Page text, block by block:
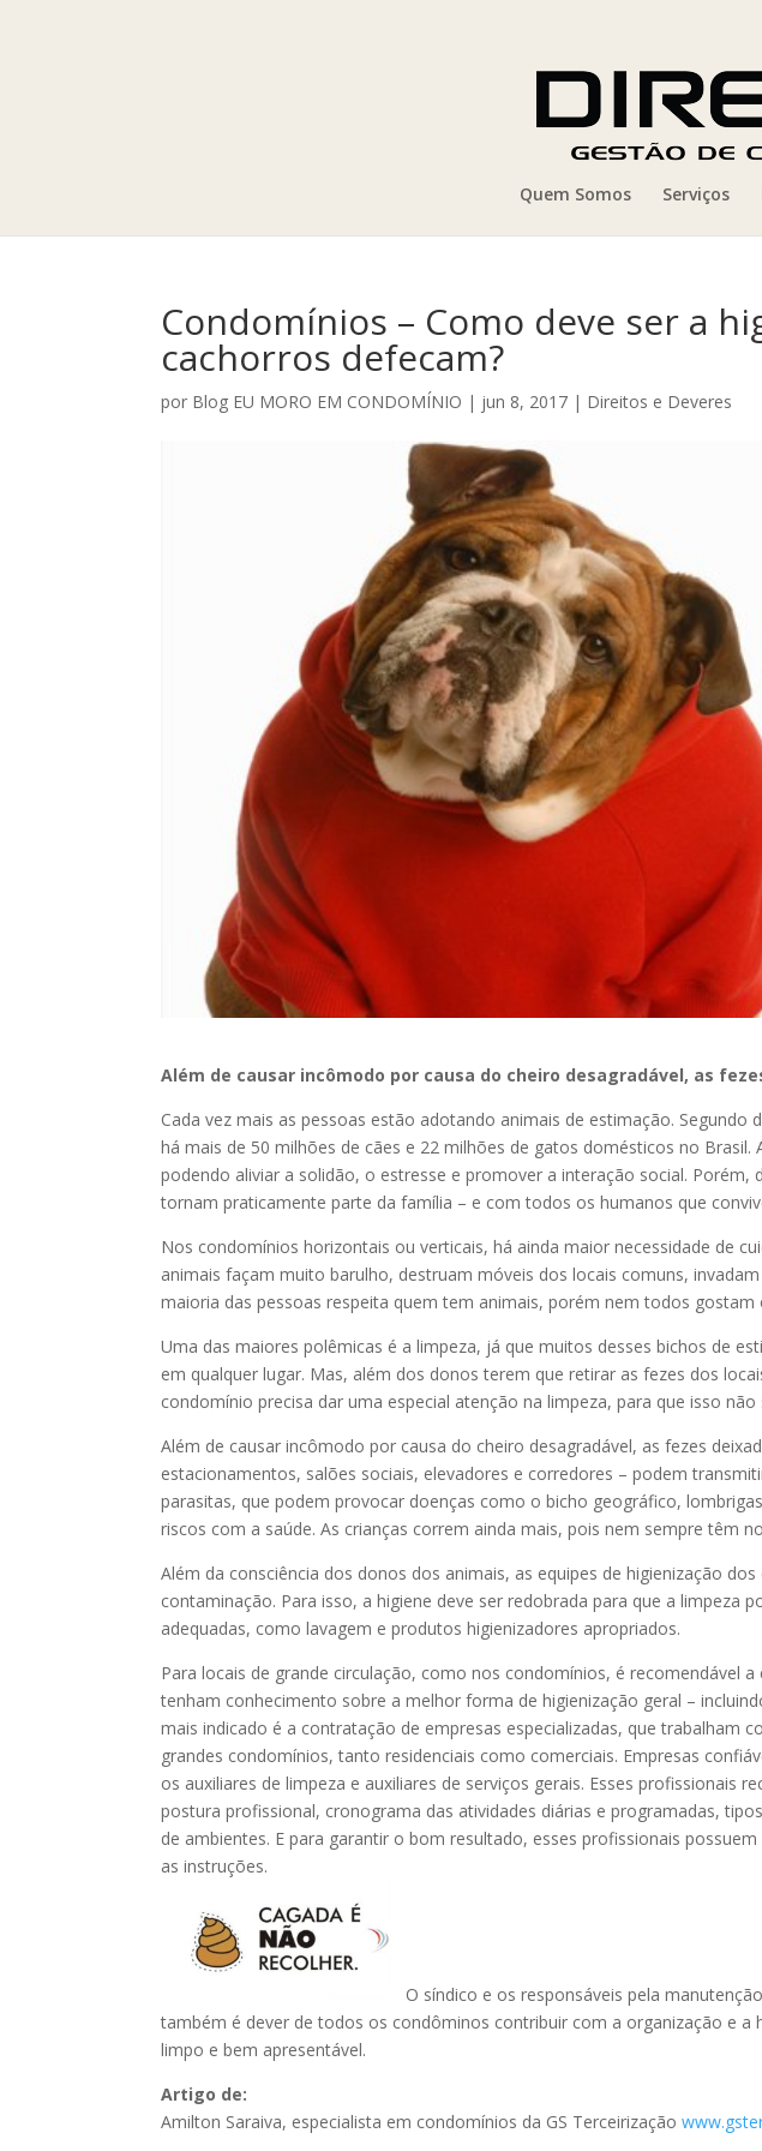
Quem Somos Serviços
Condomínios – Como deve ser a
cachorros defecam?
por Blog EU MORO EM CONDOMÍNIO | jun 8, 2017 | Direitos e Deveres
Além de causar incômodo por causa do cheiro desagradável, as
Cada vez mais as pessoas estão adotando animais de estimação.
há mais de 50 milhões de cães e 22 milhões de gatos domésticos no
podendo aliviar a solidão, o estresse e promover a interação social. Porém,
tornam praticamente parte da família – e com todos os humanos que
Nos condomínios horizontais ou verticais, há ainda maior necessidade de
animais façam muito barulho, destruam móveis dos locais comuns,
maioria das pessoas respeita quem tem animais, porém nem todos gostam
Uma das maiores polêmicas é a limpeza, já que muitos desses bichos de
em qualquer lugar. Mas, além dos donos terem que retirar as fezes dos
condomínio precisa dar uma especial atenção na limpeza, para que isso
Além de causar incômodo por causa do cheiro desagradável, as fezes
estacionamentos, salões sociais, elevadores e corredores – podem
parasitas, que podem provocar doenças como o bicho geográfico,
riscos com a saúde. As crianças correm ainda mais, pois nem sempre têm
Além da consciência dos donos dos animais, as equipes de higienização
contaminação. Para isso, a higiene deve ser redobrada para que a limpeza
adequadas, como lavagem e produtos higienizadores apropriados.
Para locais de grande circulação, como nos condomínios, é recomendável
tenham conhecimento sobre a melhor forma de higienização geral –
mais indicado é a contratação de empresas especializadas, que trabalham
grandes condomínios, tanto residenciais como comerciais. Empresas
os auxiliares de limpeza e auxiliares de serviços gerais. Esses
postura profissional, cronograma das atividades diárias e programadas,
de ambientes. E para garantir o bom resultado, esses profissionais
as instruções.
O síndico e os responsáveis pela
também é dever de todos os condôminos contribuir com a organização e
limpo e bem apresentável.
Artigo de:
Amilton Saraiva, especialista em condomínios da GS Terceirização